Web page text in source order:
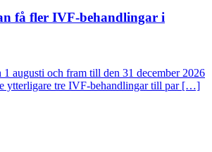
få fler IVF-behandlingar i
augusti och fram till den 31 december 2026
ytterligare tre IVF-behandlingar till par […]